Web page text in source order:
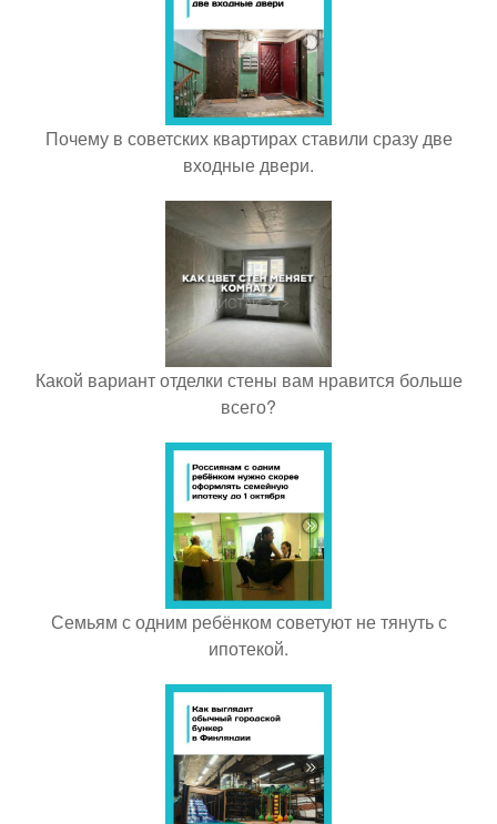
Почему в советских квартирах ставили сразу две
входные двери.
Какой вариант отделки стены вам нравится больше
всего?
Семьям с одним ребёнком советуют не тянуть с
ипотекой.